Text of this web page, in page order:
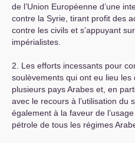
de l’Union Européenne d’une
contre la Syrie, tirant profit des
contre les civils et s’appuyant
impérialistes.
2. Les efforts incessants pour
soulèvements qui ont eu lieu
plusieurs pays Arabes et, en
avec le recours à l’utilisation du
également à la faveur de
pétrole de tous les régimes